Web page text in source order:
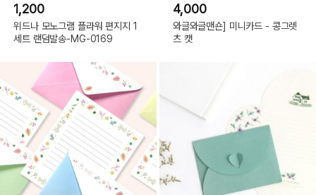
1,200
위드나 모노그램 플라워 편지지 1
세트 랜덤발송-MG-0169
4,000
와글와글맨숀] 미니카드 - 콩그렛
츠 캣